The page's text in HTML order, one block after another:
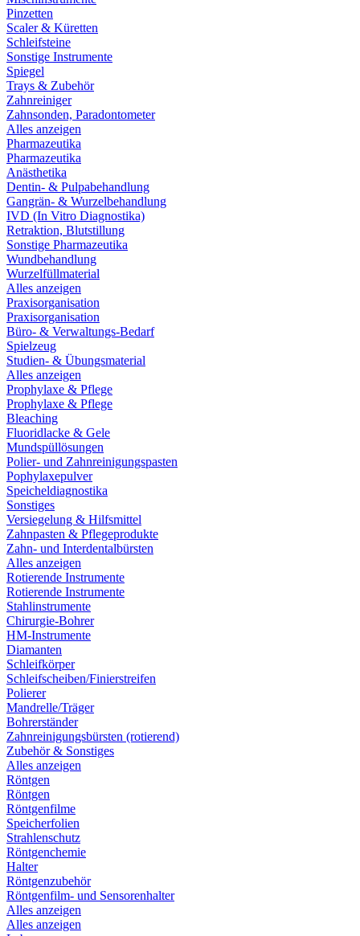
Pinzetten
Scaler & Küretten
Schleifsteine
Sonstige Instrumente
Spiegel
Trays & Zubehör
Zahnreiniger
Zahnsonden, Paradontometer
Alles anzeigen
Pharmazeutika
Pharmazeutika
Anästhetika
Dentin- & Pulpabehandlung
Gangrän- & Wurzelbehandlung
IVD (In Vitro Diagnostika)
Retraktion, Blutstillung
Sonstige Pharmazeutika
Wundbehandlung
Wurzelfüllmaterial
Alles anzeigen
Praxisorganisation
Praxisorganisation
Büro- & Verwaltungs-Bedarf
Spielzeug
Studien- & Übungsmaterial
Alles anzeigen
Prophylaxe & Pflege
Prophylaxe & Pflege
Bleaching
Fluoridlacke & Gele
Mundspüllösungen
Polier- und Zahnreinigungspasten
Pophylaxepulver
Speicheldiagnostika
Sonstiges
Versiegelung & Hilfsmittel
Zahnpasten & Pflegeprodukte
Zahn- und Interdentalbürsten
Alles anzeigen
Rotierende Instrumente
Rotierende Instrumente
Stahlinstrumente
Chirurgie-Bohrer
HM-Instrumente
Diamanten
Schleifkörper
Schleifscheiben/Finierstreifen
Polierer
Mandrelle/Träger
Bohrerständer
Zahnreinigungsbürsten (rotierend)
Zubehör & Sonstiges
Alles anzeigen
Röntgen
Röntgen
Röntgenfilme
Speicherfolien
Strahlenschutz
Röntgenchemie
Halter
Röntgenzubehör
Röntgenfilm- und Sensorenhalter
Alles anzeigen
Alles anzeigen